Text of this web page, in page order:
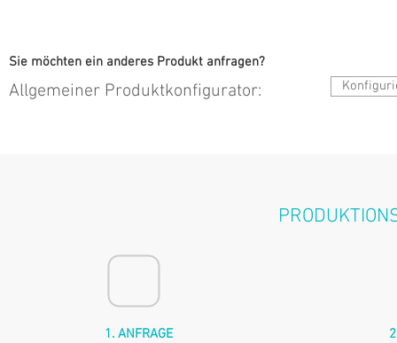
Sie möchten ein anderes Produkt anfragen?
Allgemeiner Produktkonfigurator:
1. ANFRAGE